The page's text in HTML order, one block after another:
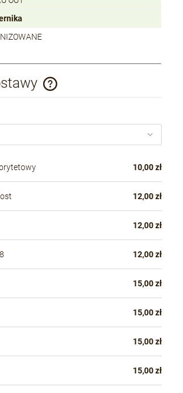
ewentualnych kosztów płatności
10,00 zł
12,00 zł
12,00 zł
12,00 zł
15,00 zł
15,00 zł
15,00 zł
15,00 zł